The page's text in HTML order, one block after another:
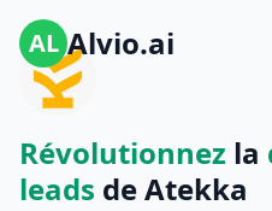
AL Alvio.ai
Révolutionnez la
leads de Atekka